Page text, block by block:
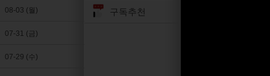
08-03 (월)
07-31 (금)
07-29 (수)
구독추천